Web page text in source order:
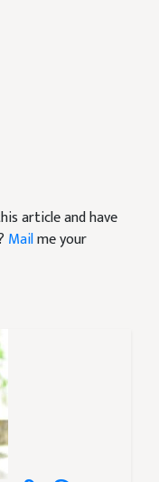
article and have
Mailme your